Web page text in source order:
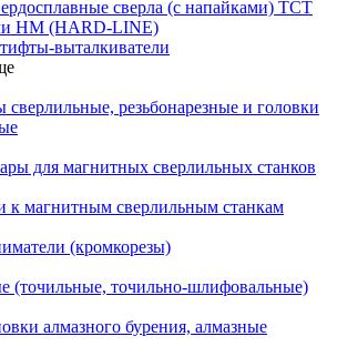
сверла (с напайками) ТСТ
HM (HARD-LINE)
выталкиватели
сверлильные, резьбонарезные и головки
для магнитных сверлильных станков
к магнитным сверлильным станкам
(кромкорезы)
(точильные, точильно-шлифовальные)
алмазного бурения, алмазные